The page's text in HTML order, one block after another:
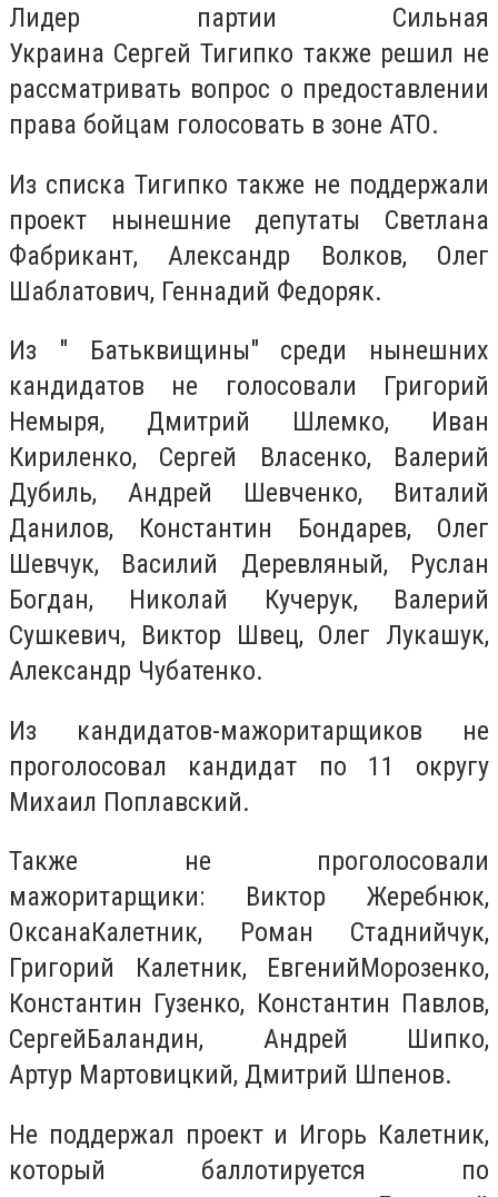
Лидер партии Сильная
Украина Сергей Тигипко также решил не
рассматривать вопрос о предоставлении
права бойцам голосовать в зоне АТО.
Из списка Тигипко также не поддержали
проект нынешние депутаты Светлана
Фабрикант, Александр Волков, Олег
Шаблатович, Геннадий Федоряк.
Из " Батьквищины" среди нынешних
кандидатов не голосовали Григорий
Немыря, Дмитрий Шлемко, Иван
Кириленко, Сергей Власенко, Валерий
Дубиль, Андрей Шевченко, Виталий
Данилов, Константин Бондарев, Олег
Шевчук, Василий Деревляный, Руслан
Богдан, Николай Кучерук, Валерий
Сушкевич, Виктор Швец, Олег Лукашук,
Александр Чубатенко.
Из кандидатов-мажоритарщиков не
проголосовал кандидат по 11 округу
Михаил Поплавский.
Также не проголосовали
мажоритарщики: Виктор Жеребнюк,
ОксанаКалетник, Роман Стаднийчук,
Григорий Калетник, ЕвгенийМорозенко,
Константин Гузенко, Константин Павлов,
СергейБаландин, Андрей Шипко,
Артур Мартовицкий, Дмитрий Шпенов.
Не поддержал проект и Игорь Калетник,
который баллотируется по